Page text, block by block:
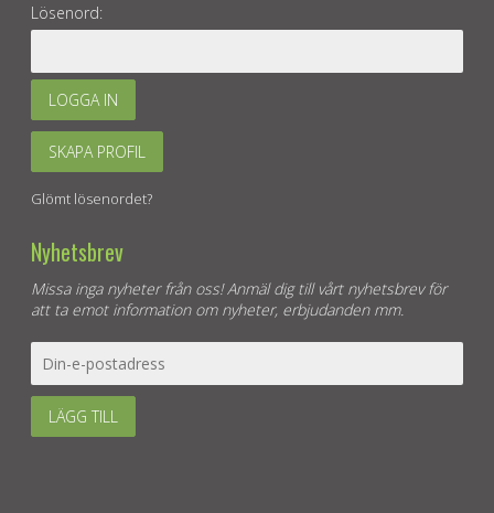
Lösenord:
LOGGA IN
SKAPA PROFIL
Glömt lösenordet?
Nyhetsbrev
Missa inga nyheter från oss! Anmäl dig till vårt nyhetsbrev för
att ta emot information om nyheter, erbjudanden mm.
LÄGG TILL